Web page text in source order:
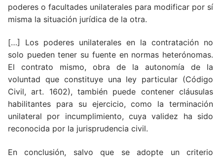
poderes o facultades unilaterales para modificar por sí
misma la situación jurídica de la otra.
[…] Los poderes unilaterales en la contratación no
solo pueden tener su fuente en normas heterónomas.
El contrato mismo, obra de la autonomía de la
voluntad que constituye una ley particular (Código
Civil, art. 1602), también puede contener cláusulas
habilitantes para su ejercicio, como la terminación
unilateral por incumplimiento, cuya validez ha sido
reconocida por la jurisprudencia civil.
En conclusión, salvo que se adopte un criterio